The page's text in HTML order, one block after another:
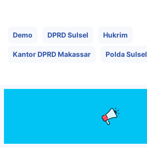
Demo DPRD Sulsel Hukrim
Kantor DPRD Makassar Polda Sulsel